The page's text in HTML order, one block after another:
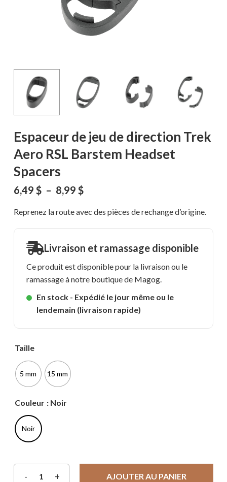
Espaceur de jeu de direction Trek
Aero RSL Barstem Headset
Spacers
6,49 $ – 8,99 $Plage
prix :
6,49 $
à
Reprenez la route avec des pièces de rechange d’origine.
Livraison et ramassage disponible
Ce produit est disponible pour la livraison ou le
ramassage à notre boutique de Magog.
En stock - Expédié le jour même ou le
lendemain (livraison rapide)
Taille
5 mm 15 mm
Couleur : Noir
Noir
AJOUTER AU PANIER